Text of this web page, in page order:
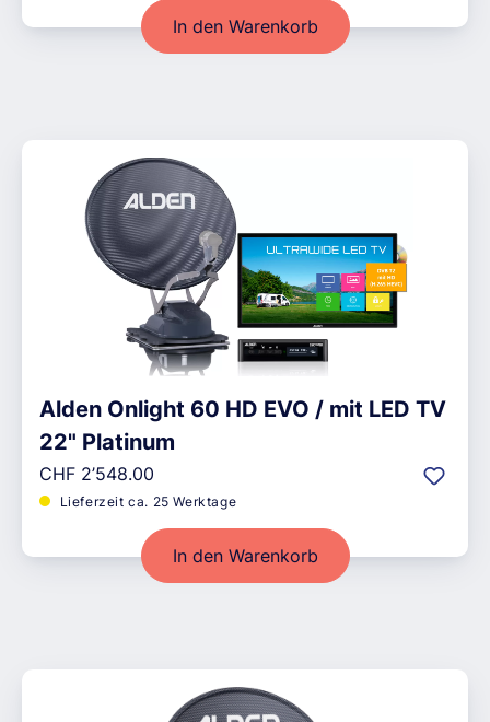
In den Warenkorb
Alden Onlight 60 HD EVO / mit LED TV
22" Platinum
Regulärer Preis:
CHF 2’548.00
Lieferzeit ca. 25 Werktage
In den Warenkorb